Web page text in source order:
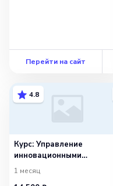
Перейти на сайт
4.8
Курс: Управление
инновационными
проектами
1 месяц